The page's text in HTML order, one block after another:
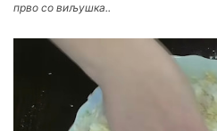
прво со виљушка..